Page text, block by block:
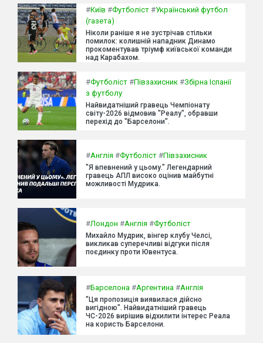
#Київ #Футболіст #Український футбол
(газета)
Ніколи раніше я не зустрічав стільки
помилок: колишній нападник Динамо
прокоментував тріумф київської команди
над Карабахом.
#Футболіст #Півзахисник #Збірна Іспанії
з футболу
Найвидатніший гравець Чемпіонату
світу-2026 відмовив "Реалу", обравши
перехід до "Барселони".
#Англія #Футболіст #Півзахисник
"Я впевнений у цьому." Легендарний
гравець АПЛ високо оцінив майбутні
можливості Мудрика.
#Лондон #Англія #Футболіст
Михайло Мудрик, вінгер клубу Челсі,
викликав суперечливі відгуки після
поєдинку проти Ювентуса.
#Барселона #Аргентина #Англія
"Ця пропозиція виявилася дійсно
вигідною". Найвидатніший гравець
ЧС-2026 вирішив відхилити інтерес Реала
на користь Барселони.